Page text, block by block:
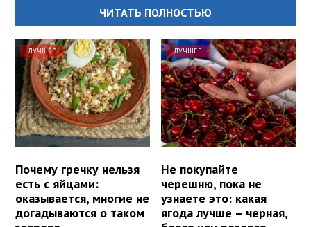
ЧИТАТЬ ПОЛНОСТЬЮ
ЛУЧШЕЕ
Почему гречку нельзя
есть с яйцами:
оказывается, многие не
догадываются о таком
ЛУЧШЕЕ
Не покупайте
черешню, пока не
узнаете это: какая
ягода лучше – черная,